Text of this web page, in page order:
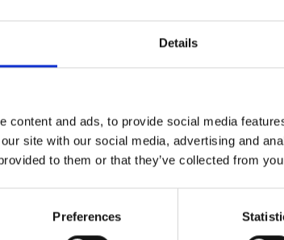
Details
content and ads, to provide social media
site with our social media, advertising and
to them or that they’ve collected from
Preferences